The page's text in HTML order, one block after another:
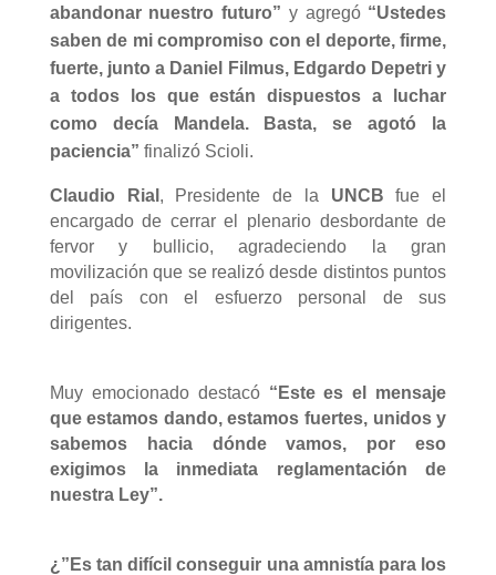
abandonar nuestro futuro” y agregó “Ustedes
saben de mi compromiso con el deporte, firme,
fuerte, junto a Daniel Filmus, Edgardo Depetri y
a todos los que están dispuestos a luchar
como decía Mandela. Basta, se agotó la
paciencia” finalizó Scioli.
Claudio Rial , Presidente de la UNCB fue el
encargado de cerrar el plenario desbordante de
fervor y bullicio, agradeciendo la gran
movilización que se realizó desde distintos puntos
del país con el esfuerzo personal de sus
dirigentes.
Muy emocionado destacó “Este es el mensaje
que estamos dando, estamos fuertes, unidos y
sabemos hacia dónde vamos, por eso
exigimos la inmediata reglamentación de
nuestra Ley”.
¿”Es tan difícil conseguir una amnistía para los